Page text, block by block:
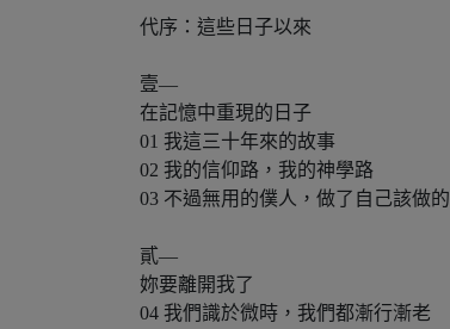
代序：這些日子以來
壹—
在記憶中重現的日子
01 我這三十年來的故事
02 我的信仰路，我的神學路
03 不過無用的僕人，做了自己該做的
貳—
妳要離開我了
04 我們識於微時，我們都漸行漸老